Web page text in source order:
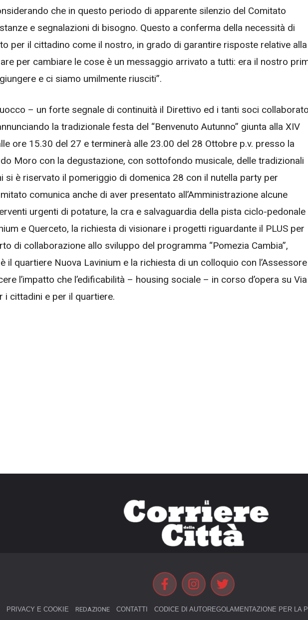
che in questo periodo di apparente silenzio del Comitato
e segnalazioni di bisogno. Questo a conferma della necessità di
per il cittadino come il nostro, in grado di garantire risposte relative alla
per cambiare le cose è un messaggio arrivato a tutti: era il nostro
e ci siamo umilmente riusciti”.
– un forte segnale di continuità il Direttivo ed i tanti soci
la tradizionale festa del “Benvenuto Autunno” giunta alla XIV
ore 15.30 del 27 e terminerà alle 23.00 del 28 Ottobre p.v. presso la
Moro con la degustazione, con sottofondo musicale, delle tradizionali
si è riservato il pomeriggio di domenica 28 con il nutella party per
comunica anche di aver presentato all’Amministrazione alcune
urgenti di potature, la cra e salvaguardia della pista ciclo-pedonale
e Querceto, la richiesta di visionare i progetti riguardante il PLUS per
di collaborazione allo sviluppo del programma “Pomezia Cambia”,
il quartiere Nuova Lavinium e la richiesta di un colloquio con l’Assessore
l’impatto che l’edificabilità – housing sociale – in corso d’opera su Via
i cittadini e per il quartiere.
PRIVACY E COOKIE REDAZIONE CONTATTI CODICE DI AUTOREGOLAMENTAZIONE PER LA